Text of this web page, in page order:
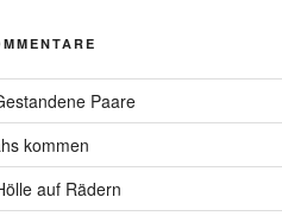
Paare
kommen
auf Rädern